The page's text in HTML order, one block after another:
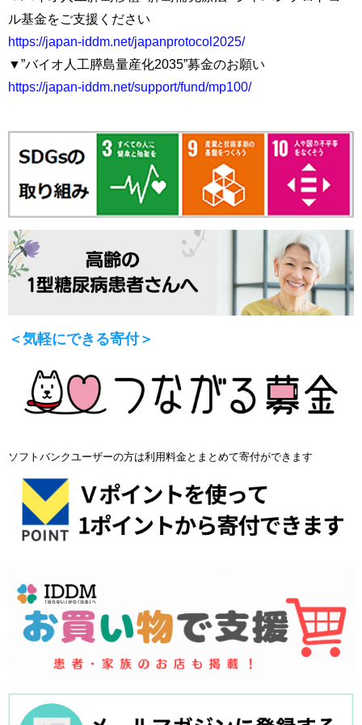
ル基金をご支援ください
https://japan-iddm.net/japanprotocol2025/
▼”バイオ人工膵島量産化2035”募金のお願い
https://japan-iddm.net/support/fund/mp100/
＜気軽にできる寄付＞
ソフトバンクユーザーの方は利用料金とまとめて寄付ができます